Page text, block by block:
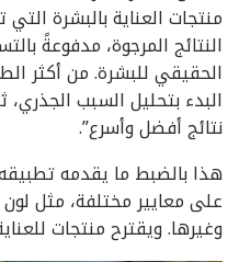
منتجات العناية بالبشرة
النتائج المرجوة، مدفوعةً
الحقيقي للبشرة. من أكثر
البدء بتحليل السبب
نتائج أفضل وأسرع”.
هذا بالضبط ما يقدمه
على معايير مختلفة، مثل
وغيرها. ويقترح منتجات